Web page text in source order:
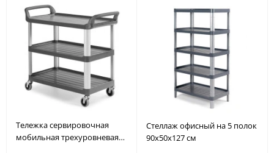
Тележка сервировочная
мобильная трехуровневая
Стеллаж офисный на 5 полок
90х50х127 см